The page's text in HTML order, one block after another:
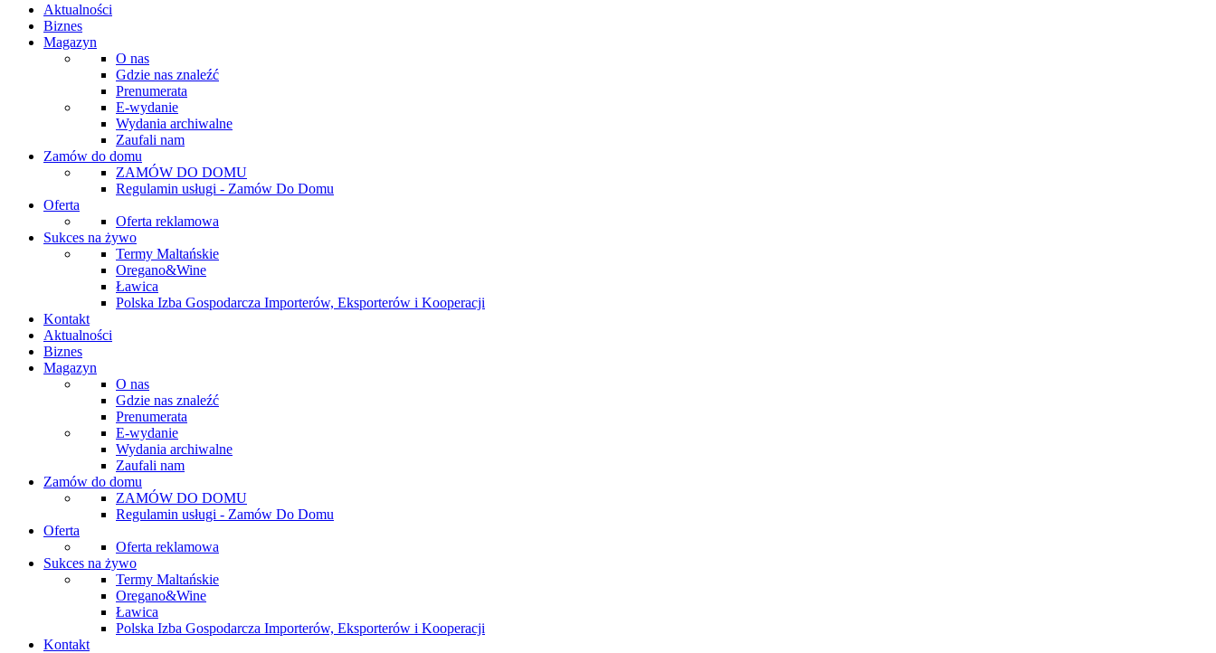
Aktualności
Biznes
Magazyn
O nas
Gdzie nas znaleźć
Prenumerata
E-wydanie
Wydania archiwalne
Zaufali nam
Zamów do domu
ZAMÓW DO DOMU
Regulamin usługi - Zamów Do Domu
Oferta
Oferta reklamowa
Sukces na żywo
Termy Maltańskie
Oregano&Wine
Ławica
Polska Izba Gospodarcza Importerów, Eksporterów i Kooperacji
Kontakt
Aktualności
Biznes
Magazyn
O nas
Gdzie nas znaleźć
Prenumerata
E-wydanie
Wydania archiwalne
Zaufali nam
Zamów do domu
ZAMÓW DO DOMU
Regulamin usługi - Zamów Do Domu
Oferta
Oferta reklamowa
Sukces na żywo
Termy Maltańskie
Oregano&Wine
Ławica
Polska Izba Gospodarcza Importerów, Eksporterów i Kooperacji
Kontakt